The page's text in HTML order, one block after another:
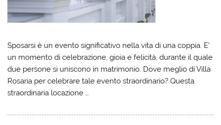
Sposarsi è un evento significativo nella vita di una coppia. E’
un momento di celebrazione, gioia e felicità, durante il quale
due persone si uniscono in matrimonio. Dove meglio di Villa
Rosaria per celebrare tale evento straordinario? Questa
straordinaria locazione …